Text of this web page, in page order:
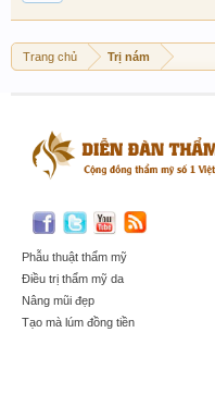
Trang chủ Trị nám
Phẫu thuật thẩm mỹ
Điều trị thẩm mỹ da
Nâng mũi đẹp
Tạo mà lúm đồng tiền